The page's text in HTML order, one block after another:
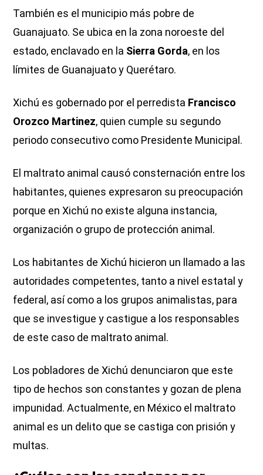
También es el municipio más pobre de
Guanajuato. Se ubica en la zona noroeste del
estado, enclavado en la Sierra Gorda, en los
límites de Guanajuato y Querétaro.
Xichú es gobernado por el perredista Francisco
Orozco Martinez, quien cumple su segundo
periodo consecutivo como Presidente Municipal.
El maltrato animal causó consternación entre los
habitantes, quienes expresaron su preocupación
porque en Xichú no existe alguna instancia,
organización o grupo de protección animal.
Los habitantes de Xichú hicieron un llamado a las
autoridades competentes, tanto a nivel estatal y
federal, así como a los grupos animalistas, para
que se investigue y castigue a los responsables
de este caso de maltrato animal.
Los pobladores de Xichú denunciaron que este
tipo de hechos son constantes y gozan de plena
impunidad. Actualmente, en México el maltrato
animal es un delito que se castiga con prisión y
multas.